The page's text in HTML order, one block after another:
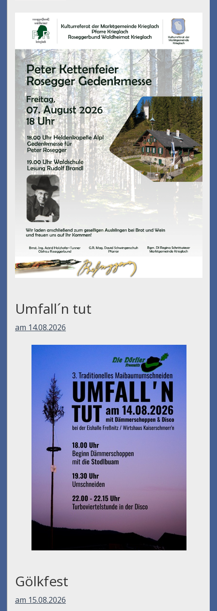
Umfall´n tut
am 14.08.2026
Gölkfest
am 15.08.2026